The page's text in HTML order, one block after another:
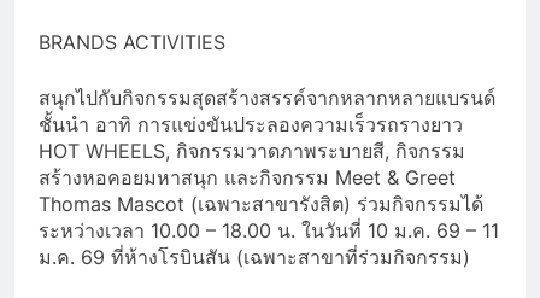
BRANDS ACTIVITIES
สนุกไปกับกิจกรรมสุดสร้างสรรค์จากหลากหลายแบรนด์
ชั้นนำ อาทิ การแข่งขันประลองความเร็วรถรางยาว
HOT WHEELS, กิจกรรมวาดภาพระบายสี, กิจกรรม
สร้างหอคอยมหาสนุก และกิจกรรม Meet & Greet
Thomas Mascot (เฉพาะสาขารังสิต) ร่วมกิจกรรมได้
ระหว่างเวลา 10.00 – 18.00 น. ในวันที่ 10 ม.ค. 69 – 11
ม.ค. 69 ที่ห้างโรบินสัน (เฉพาะสาขาที่ร่วมกิจกรรม)